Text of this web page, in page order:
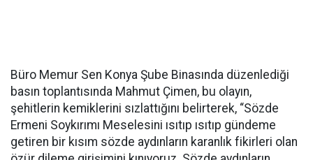
Büro Memur Sen Konya Şube Binasında düzenlediği
basın toplantısında Mahmut Çimen, bu olayın,
şehitlerin kemiklerini sızlattığını belirterek, “Sözde
Ermeni Soykırımı Meselesini ısıtıp ısıtıp gündeme
getiren bir kısım sözde aydınların karanlık fikirleri olan